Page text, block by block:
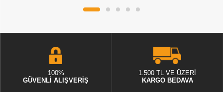
100%
GÜVENLİ ALIŞVERİŞ
1.500 TL VE ÜZERİ
KARGO BEDAVA